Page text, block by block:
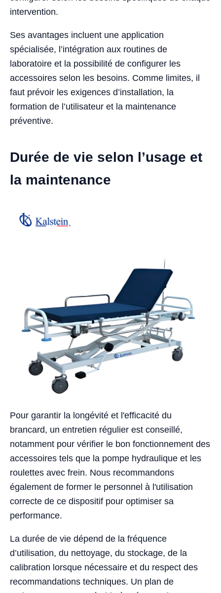
intervention.
Ses avantages incluent une application
spécialisée, l’intégration aux routines de
laboratoire et la possibilité de configurer les
accessoires selon les besoins. Comme limites, il
faut prévoir les exigences d’installation, la
formation de l’utilisateur et la maintenance
préventive.
Durée de vie selon l’usage et
la maintenance
Pour garantir la longévité et l'efficacité du
brancard, un entretien régulier est conseillé,
notamment pour vérifier le bon fonctionnement des
accessoires tels que la pompe hydraulique et les
roulettes avec frein. Nous recommandons
également de former le personnel à l'utilisation
correcte de ce dispositif pour optimiser sa
performance.
La durée de vie dépend de la fréquence
d’utilisation, du nettoyage, du stockage, de la
calibration lorsque nécessaire et du respect des
recommandations techniques. Un plan de